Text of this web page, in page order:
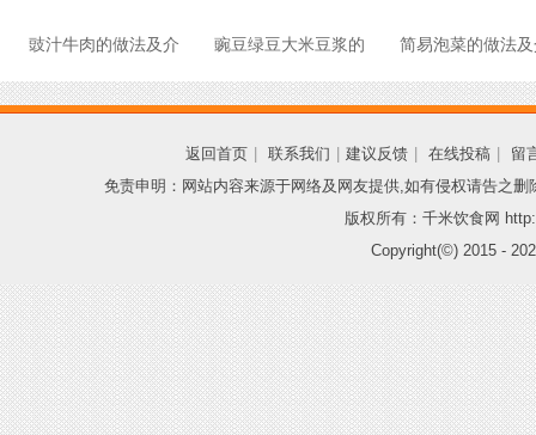
豉汁牛肉的做法及介 豌豆绿豆大米豆浆的 简易泡菜的做法
返回首页 联系我们 建议反馈 在线投稿
留
免责申明：网站内容来源于网络及网友提供,如有侵权请告之
版权所有：千米饮食网
Copyright(©) 2015 -